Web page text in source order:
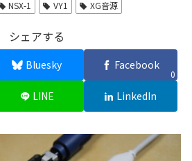
NSX-1 VY1 XG音源
シェアする
Bluesky Facebook
0
LINE LinkedIn